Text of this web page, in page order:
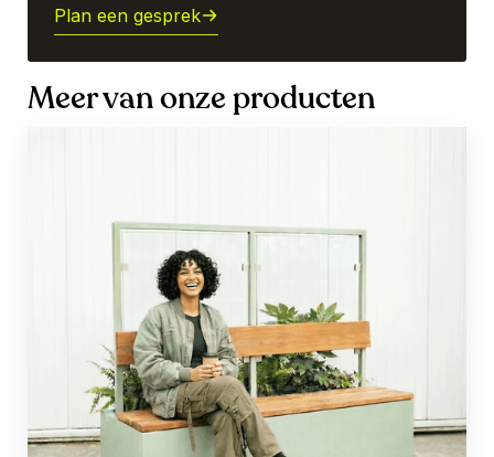
Plan een gesprek
Meer van onze producten